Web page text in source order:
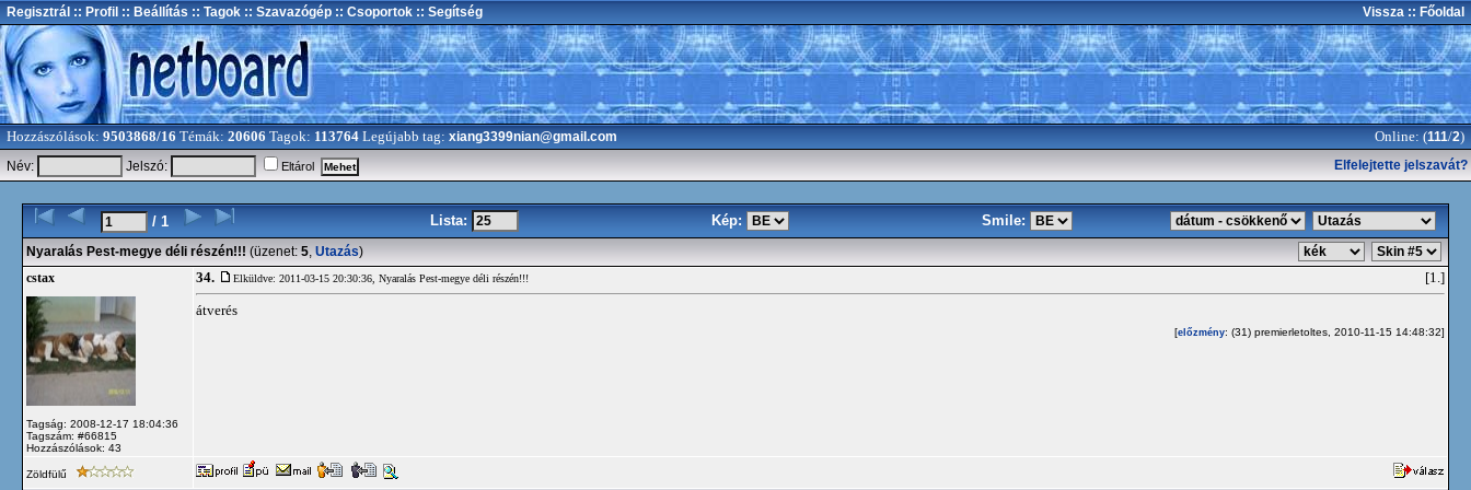
Regisztrál :: Profil :: Beállítás :: Tagok :: Szavazógép :: Csoportok :: Segítség Vissza :: Főoldal
Hozzászólások: 9503868/16 Témák: 20606 Tagok: 113764 Legújabb tag: xiang3399nian@gmail.com Online: (111/2)
Név: Jelszó: Eltárol Elfelejtette jelszavát?
/ 1 Lista: Kép: Smile:
Nyaralás Pest-megye déli részén!!! (üzenet: 5, Utazás)
cstax
Tagság: 2008-12-17 18:04:36
Tagszám: #66815
Hozzászólások: 43
34. Elküldve: 2011-03-15 20:30:36, Nyaralás Pest-megye déli részén!!! [1.]
átverés
[előzmény: (31) premierletoltes, 2010-11-15 14:48:32]
Zöldfülű